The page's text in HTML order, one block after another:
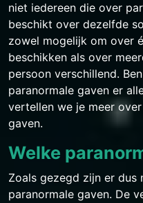
niet iedereen die over
beschikt over dezelfde
zowel mogelijk om over
beschikken als over
persoon verschillend.
paranormale gaven er
vertellen we je meer
gaven.
Welke
Zoals gezegd zijn er dus
paranormale gaven. De